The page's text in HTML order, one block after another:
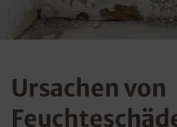
Ursachen von